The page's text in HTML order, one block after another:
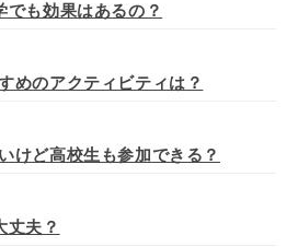
でも効果はあるの？
めのアクティビティは？
けど高校生も参加できる？
丈夫？